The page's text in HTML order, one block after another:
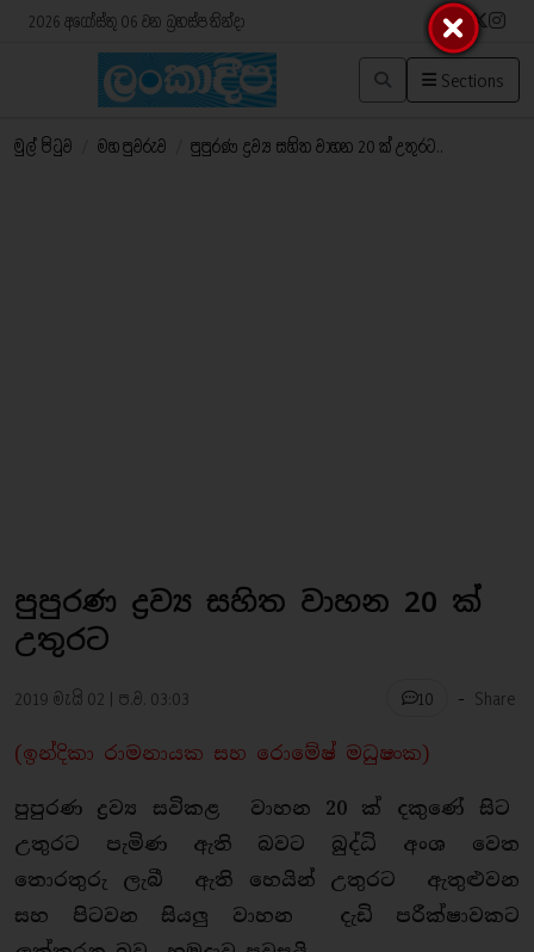
2026 අගෝස්තු 06 වන බ්‍රහස්පතින්දා
Sections
මුල් පිටුව මහ පුවරුව පුපුරණ ද්‍රව්‍ය සහිත වාහන 20 ක් උතුරට..
පුපුරණ ද්‍රව්‍ය සහිත වාහන 20 ක්
උතුරට
2019 මැයි 02 | ප.ව. 03:03 10 - Share
(ඉන්දිකා රාමනායක සහ රොමේෂ් මධුෂංක)
පුපුරණ ද්‍රව්‍ය සවිකළ වාහන 20 ක් දකුණේ සිට
උතුරට පැමිණ ඇති බවට බුද්ධි අංශ වෙත
තොරතුරු ලැබී ඇති හෙයින් උතුරට ඇතුළුවන
සහ පිටවන සියලු වාහන දැඩි පරීක්ෂාවකට